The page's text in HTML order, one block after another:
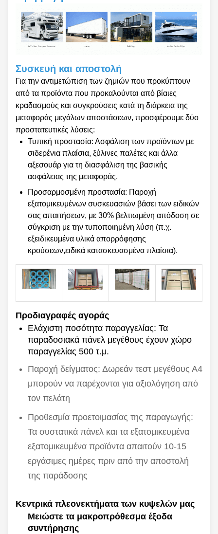
Συσκευή και αποστολή
Για την αντιμετώπιση των ζημιών που προκύπτουν
από τα προϊόντα που προκαλούνται από βίαιες
κραδασμούς και συγκρούσεις κατά τη διάρκεια της
μεταφοράς μεγάλων αποστάσεων, προσφέρουμε δύο
προστατευτικές λύσεις:
Τυπική προστασία: Ασφάλιση των προϊόντων με
σιδερένια πλαίσια, ξύλινες παλέτες και άλλα
αξεσουάρ για τη διασφάλιση της βασικής
ασφάλειας της μεταφοράς.
Προσαρμοσμένη προστασία: Παροχή
εξατομικευμένων συσκευασιών βάσει των ειδικών
σας απαιτήσεων, με 30% βελτιωμένη απόδοση σε
σύγκριση με την τυποποιημένη λύση (π.χ.
εξειδικευμένα υλικά απορρόφησης
κρούσεων,ειδικά κατασκευασμένα πλαίσια).
Προδιαγραφές αγοράς
Ελάχιστη ποσότητα παραγγελίας: Τα
παραδοσιακά πάνελ μεγέθους έχουν χώρο
παραγγελίας 500 τ.μ.
Παροχή δείγματος: Δωρεάν τεστ μεγέθους Α4
μπορούν να παρέχονται για αξιολόγηση από
τον πελάτη
Προθεσμία προετοιμασίας της παραγωγής:
Τα συστατικά πάνελ και τα εξατομικευμένα
εξατομικευμένα προϊόντα απαιτούν 10-15
εργάσιμες ημέρες πριν από την αποστολή
της παράδοσης
Κεντρικά πλεονεκτήματα των κυψελών μας
Μειώστε τα μακροπρόθεσμα έξοδα
συντήρησης